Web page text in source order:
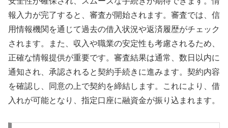
報入力が完了すると、審査が開始されます。審査では、信
用情報機関を通じて過去の借入状況や返済履歴がチェック
されます。また、収入や職業の安定性も考慮されるため、
正確な情報提供が重要です。審査結果は通常、数日以内に
通知され、承認されると契約手続きに進みます。契約内容
を確認し、同意の上で契約を締結します。これにより、借
入れが可能となり、指定口座に融資金が振り込まれます。